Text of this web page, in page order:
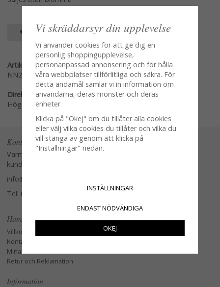
SPARA SOM FAVORIT
Artikelnummer:
NN20S59
Direktlänk:
Högerklicka och kopiera adressen
Kontakta oss
Varmt välkommen att kontakta vår
kundtjänst.
info@glasverandan.se
Tel: 079-3495968
Handla
Villkor
Kontakta oss
Mina favoriter
Retur och Reklamation
Information
Vi skräddarsyr din upplevelse
Vi använder cookies för att ge dig en
personlig shoppingupplevelse,
personanpassad annonsering och för hålla
våra webbplatser tillförlitliga och säkra. För
detta ändamål samlar vi in information om
användarna, deras mönster och deras
enheter.
Klicka på "Okej" om du tillåter alla cookies
eller välj vilka cookies du tillåter och vilka du
vill stänga av genom att klicka på
"Inställningar" nedan.
INSTÄLLNINGAR
ENDAST NÖDVÄNDIGA
OKEJ